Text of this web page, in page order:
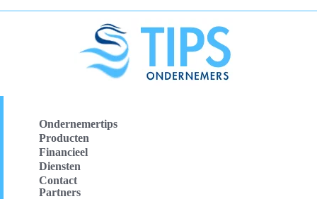
Ondernemertips
Producten
Financieel
Diensten
Contact
Partners